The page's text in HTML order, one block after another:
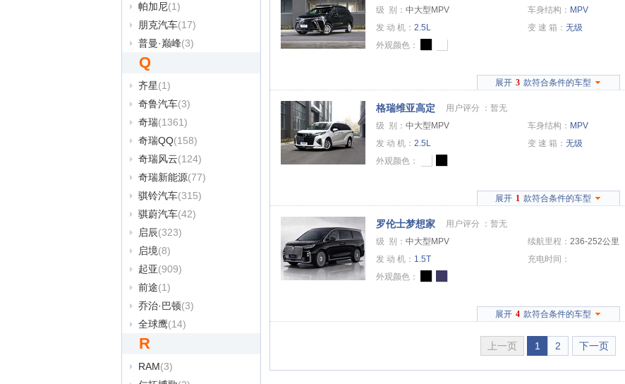
帕加尼(1)
朋克汽车(17)
普曼·巅峰(3)
Q
齐星(1)
奇鲁汽车(3)
奇瑞(1361)
奇瑞QQ(158)
奇瑞风云(124)
奇瑞新能源(77)
骐铃汽车(315)
骐蔚汽车(42)
启辰(323)
启境(8)
起亚(909)
前途(1)
乔治·巴顿(3)
全球鹰(14)
R
RAM(3)
级 别： 中大型MPV 车身结构： MPV
发 动 机： 2.5L 变 速 箱： 无级
外观颜色：
展开 3 款符合条件的车型
格瑞维亚高定 用户评分 ： 暂无
级 别： 中大型MPV 车身结构： MPV
发 动 机： 2.5L 变 速 箱： 无级
外观颜色：
展开 1 款符合条件的车型
罗伦士梦想家 用户评分 ： 暂无
级 别： 中大型MPV 续航里程： 236-252公里
发 动 机： 1.5T
充电时间：
外观颜色：
展开 4 款符合条件的车型
上一页 1 2 下一页